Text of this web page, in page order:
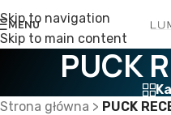
Skip to navigation
Skip to main content
MENU
PUCK
Strona główna > PUCK